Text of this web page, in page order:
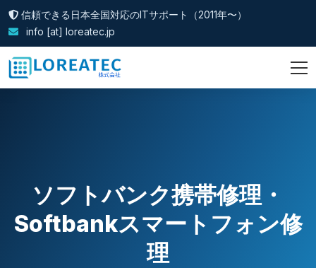
信頼できる日本全国対応のITサポート（2011年〜）
info [at] loreatec.jp
ソフトバンク携帯修理・
Softbankスマートフォン修
理